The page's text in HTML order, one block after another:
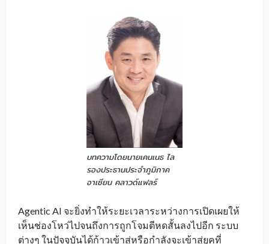
บทความโดยนายเคนเนธ ไล
รองประธานประจำภูมิภาค
อาเซียน คลาวด์แฟลร์
Agentic AI จะยิ่งทำให้ระยะเวลาระหว่างการเปิดเผยให้
เห็นช่องโหว่ไปจนถึงการถูกโจมตีหดสั้นลงไปอีก ระบบ
ต่างๆ ในปัจจุบันได้ก้าวเข้าสู่หรือกำลังจะเข้าสู่ยุคที่